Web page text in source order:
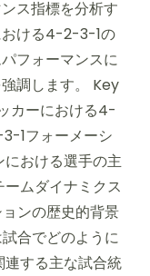
ス指標を分析す
おける4-2-3-1の
フォーマンスに
調します。 Key
カーにおける4-
1フォーメーシ
における選手の主
ムダイナミクス
ンの歴史的背景
合でどのように
する主な試合統